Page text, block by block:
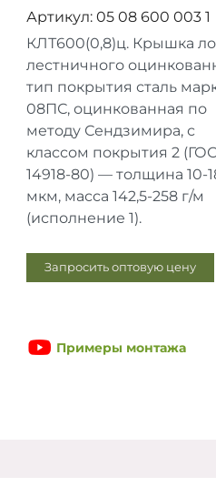
Артикул: 05 08 600 003 1
КЛТ600(0,8)ц. Крышка
лестничного
тип покрытия сталь
08ПС, оцинкованная по
методу Сендзимира, с
классом покрытия 2
14918-80) — толщина 10-
мкм, масса 142,5-258 г/м
(исполнение 1).
Запросить оптовую цену
Примеры монтажа
цены